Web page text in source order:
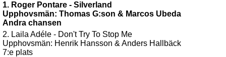
1. Roger Pontare - Silverland
Upphovsmän: Thomas G:son & Marcos Ubeda
Andra chansen
2. Laila Adéle - Don't Try To Stop Me
Upphovsmän: Henrik Hansson & Anders Hallbäck
7:e plats